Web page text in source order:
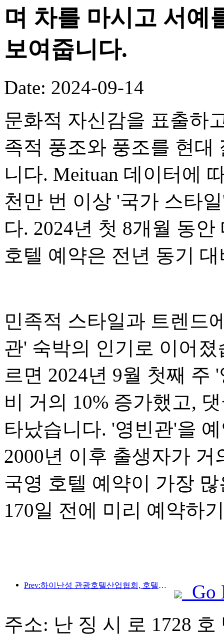
며 차를 마시고 서예
보여줍니다.
Date: 2024-09-14
문화적 자신감을 표출하
족적 풍조와 풍조를 현대
니다. Meituan 데이터에
천만 번 이상 '국가 스타
다. 2024년 첫 8개월 동
호텔 예약은 전년 동기
민족적 스타일과 트렌드
관' 숙박의 인기로 이어
르면 2024년 9월 첫째 주
비 거의 10% 증가했고,
타났습니다. '영빈관'을
2000년 이후 출생자가
국영 호텔 예약이 가장
170일 전에 미리 예약하
Prev:하이난성 관광호텔산업협회, 호텔을 재해로 피해를 입은 주민들을 위한 임시 안식처로 만들 것을 제안
Go
주소: 난 징 시 로 1728